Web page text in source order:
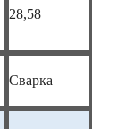
28,58
Сварка